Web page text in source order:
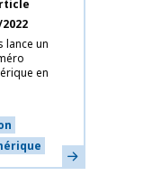
lance un
en
En savoir plus